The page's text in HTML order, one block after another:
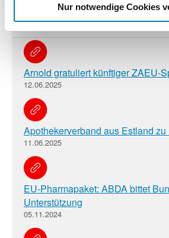
Nur notwendige Cookies
Verwandte Nachrichten
Arnold gratuliert künftiger ZAEU-
12.06.2025
Apothekerverband aus Estland
11.06.2025
EU-Pharmapaket: ABDA bittet
Unterstützung
05.11.2024